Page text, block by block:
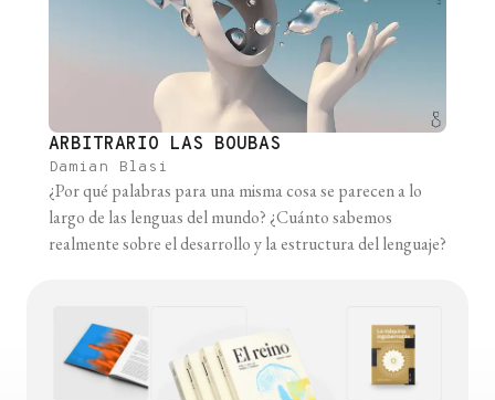
ARBITRARIO LAS BOUBAS
Damian Blasi
¿Por qué palabras para una misma cosa se parecen a lo
largo de las lenguas del mundo? ¿Cuánto sabemos
realmente sobre el desarrollo y la estructura del lenguaje?